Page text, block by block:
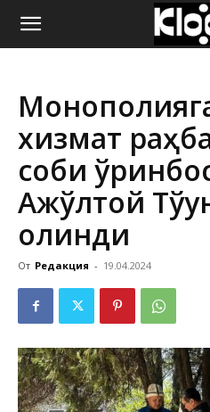
ҚИРҒИЗИСТОН
ЯНГИЛИКЛАРИ
хизмат
собиқ
Ақжўлтой
олинди
От Редакция - 19.04.2024